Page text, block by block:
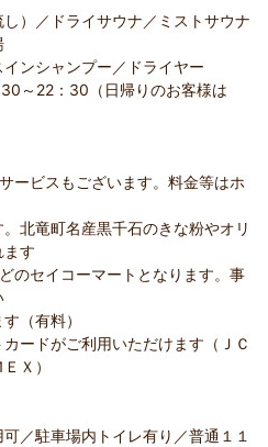
）／ドライサウナ／ミストサウナ
インシャンプー／ドライヤー
～22：30（日帰りのお客様は
ービスもございます。料金等はホ
北竜町名産黒千石のきな粉やオリ
ます
のセイコーマートとなります。事
（有料）
ードがご利用いただけます（ＪＣ
Ｘ）
／駐車場内トイレ有り／普通１１